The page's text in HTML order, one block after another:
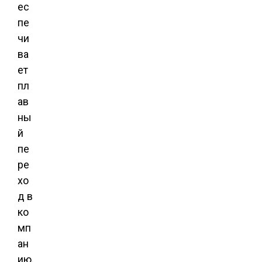
ес
пе
чи
ва
ет
пл
ав
ны
й
пе
ре
хо
д в
ко
мп
ан
ию,